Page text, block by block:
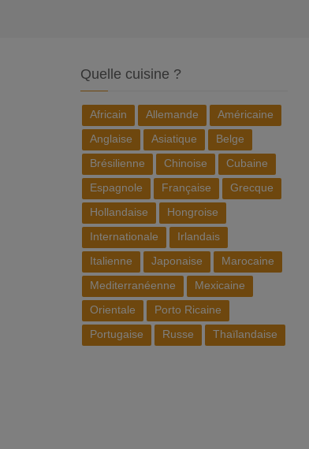
Quelle cuisine ?
Africain Allemande
Américaine
Anglaise
Asiatique
Belge
Brésilienne
Chinoise
Cubaine
Espagnole
Française
Grecque
Hollandaise
Hongroise
Internationale
Irlandais
Italienne
Japonaise
Marocaine
Mediterranéenne
Mexicaine
Orientale
Porto Ricaine
Portugaise
Russe Thaïlandaise